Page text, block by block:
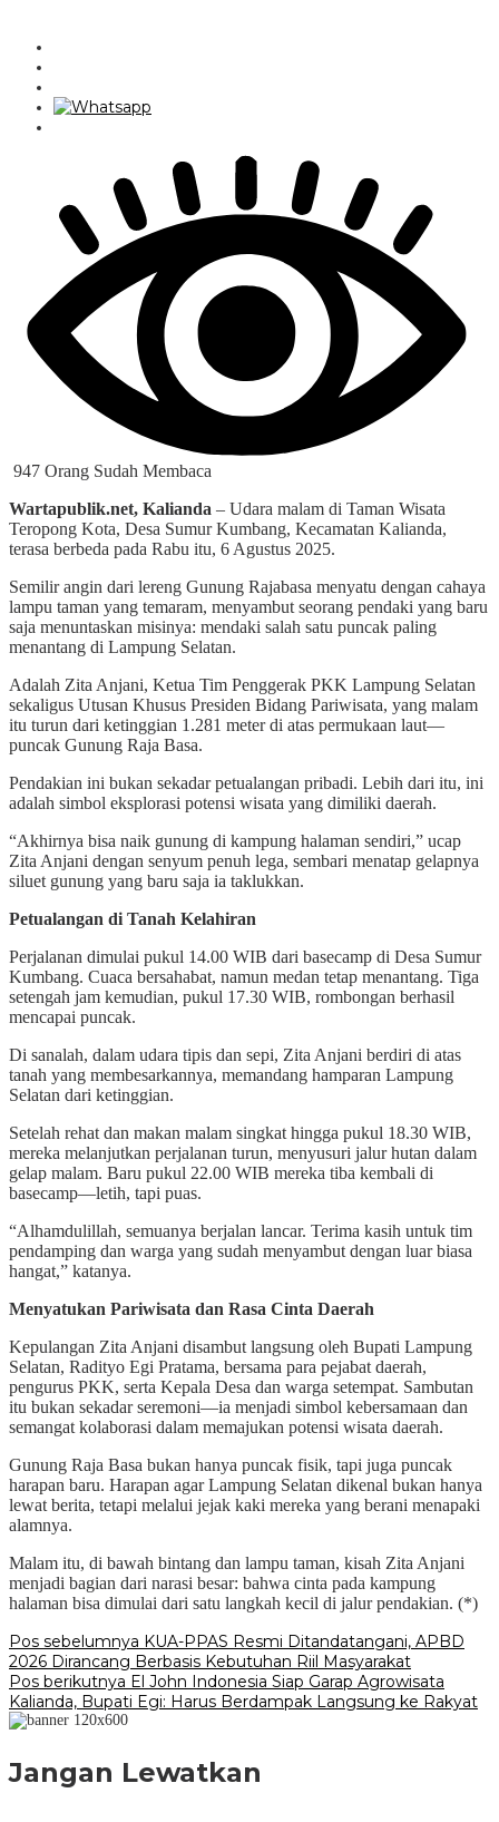
947 Orang Sudah Membaca
Wartapublik.net, Kalianda – Udara malam di Taman Wisata
Teropong Kota, Desa Sumur Kumbang, Kecamatan Kalianda,
terasa berbeda pada Rabu itu, 6 Agustus 2025.
Semilir angin dari lereng Gunung Rajabasa menyatu dengan cahaya
lampu taman yang temaram, menyambut seorang pendaki yang baru
saja menuntaskan misinya: mendaki salah satu puncak paling
menantang di Lampung Selatan.
Adalah Zita Anjani, Ketua Tim Penggerak PKK Lampung Selatan
sekaligus Utusan Khusus Presiden Bidang Pariwisata, yang malam
itu turun dari ketinggian 1.281 meter di atas permukaan laut—
puncak Gunung Raja Basa.
Pendakian ini bukan sekadar petualangan pribadi. Lebih dari itu, ini
adalah simbol eksplorasi potensi wisata yang dimiliki daerah.
“Akhirnya bisa naik gunung di kampung halaman sendiri,” ucap
Zita Anjani dengan senyum penuh lega, sembari menatap gelapnya
siluet gunung yang baru saja ia taklukkan.
Petualangan di Tanah Kelahiran
Perjalanan dimulai pukul 14.00 WIB dari basecamp di Desa Sumur
Kumbang. Cuaca bersahabat, namun medan tetap menantang. Tiga
setengah jam kemudian, pukul 17.30 WIB, rombongan berhasil
mencapai puncak.
Di sanalah, dalam udara tipis dan sepi, Zita Anjani berdiri di atas
tanah yang membesarkannya, memandang hamparan Lampung
Selatan dari ketinggian.
Setelah rehat dan makan malam singkat hingga pukul 18.30 WIB,
mereka melanjutkan perjalanan turun, menyusuri jalur hutan dalam
gelap malam. Baru pukul 22.00 WIB mereka tiba kembali di
basecamp—letih, tapi puas.
“Alhamdulillah, semuanya berjalan lancar. Terima kasih untuk tim
pendamping dan warga yang sudah menyambut dengan luar biasa
hangat,” katanya.
Menyatukan Pariwisata dan Rasa Cinta Daerah
Kepulangan Zita Anjani disambut langsung oleh Bupati Lampung
Selatan, Radityo Egi Pratama, bersama para pejabat daerah,
pengurus PKK, serta Kepala Desa dan warga setempat. Sambutan
itu bukan sekadar seremoni—ia menjadi simbol kebersamaan dan
semangat kolaborasi dalam memajukan potensi wisata daerah.
Gunung Raja Basa bukan hanya puncak fisik, tapi juga puncak
harapan baru. Harapan agar Lampung Selatan dikenal bukan hanya
lewat berita, tetapi melalui jejak kaki mereka yang berani menapaki
alamnya.
Malam itu, di bawah bintang dan lampu taman, kisah Zita Anjani
menjadi bagian dari narasi besar: bahwa cinta pada kampung
halaman bisa dimulai dari satu langkah kecil di jalur pendakian. (*)
Navigasi
pos
Pos sebelumnya KUA-PPAS Resmi Ditandatangani, APBD
2026 Dirancang Berbasis Kebutuhan Riil Masyarakat
Pos berikutnya El John Indonesia Siap Garap Agrowisata
Kalianda, Bupati Egi: Harus Berdampak Langsung ke Rakyat
Jangan Lewatkan